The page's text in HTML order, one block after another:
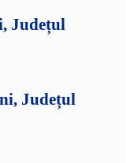
Județul
Județul